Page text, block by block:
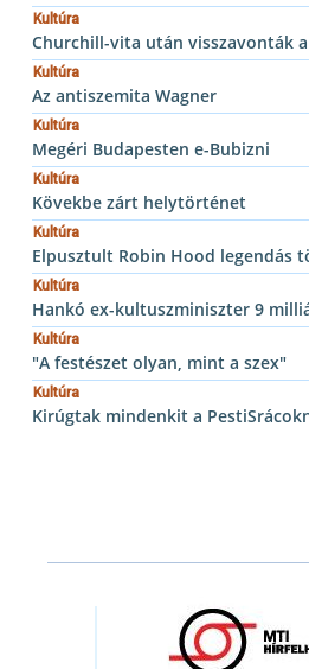
Kultúra
Churchill-vita után visszavonták
Kultúra
Az antiszemita Wagner
Kultúra
Megéri Budapesten e-Bubizni
Kultúra
Kövekbe zárt helytörténet
Kultúra
Elpusztult Robin Hood legendás
Kultúra
Hankó ex-kultuszminiszter 9
Kultúra
"A festészet olyan, mint a szex"
Kultúra
Kirúgtak mindenkit a